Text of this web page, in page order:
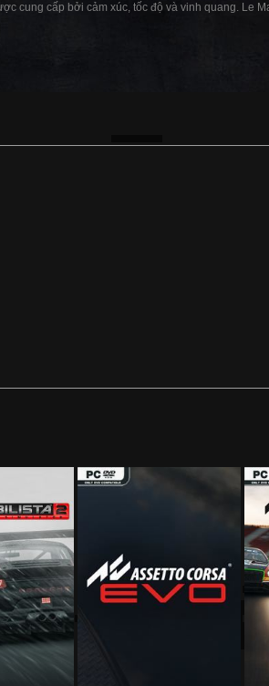
cung cấp bởi cảm xúc, tốc độ và vinh quang. Le